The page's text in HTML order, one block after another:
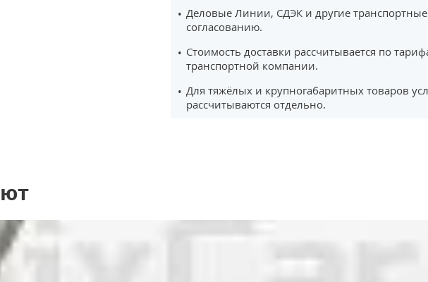
Деловые Линии, СДЭК и другие
согласованию.
Стоимость доставки рассчитывается по
транспортной компании.
Для тяжёлых и крупногабаритных товаров
рассчитываются отдельно.